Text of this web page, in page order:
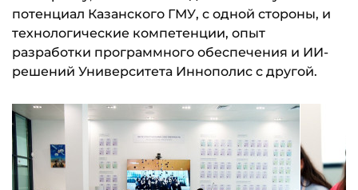
потенциал Казанского ГМУ, с одной стороны, и
технологические компетенции, опыт
разработки программного обеспечения и ИИ-
решений Университета Иннополис с другой.